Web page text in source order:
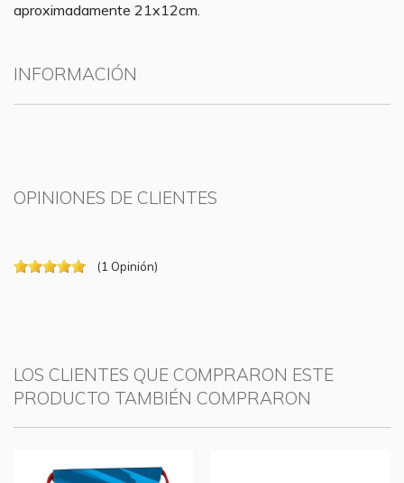
aproximadamente 21x12cm.
INFORMACIÓN
OPINIONES DE CLIENTES
(1 Opinión)
LOS CLIENTES QUE COMPRARON ESTE
PRODUCTO TAMBIÉN COMPRARON